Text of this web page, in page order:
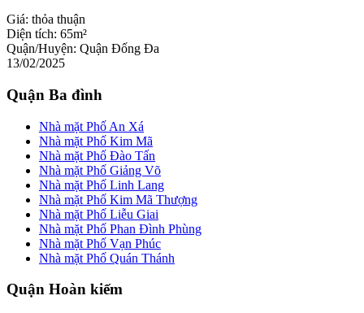
Giá: thỏa thuận
Diện tích: 65m²
Quận/Huyện: Quận Đống Đa
13/02/2025
Quận Ba đình
Nhà mặt Phố An Xá
Nhà mặt Phố Kim Mã
Nhà mặt Phố Đào Tấn
Nhà mặt Phố Giảng Võ
Nhà mặt Phố Linh Lang
Nhà mặt Phố Kim Mã Thượng
Nhà mặt Phố Liễu Giai
Nhà mặt Phố Phan Đình Phùng
Nhà mặt Phố Vạn Phúc
Nhà mặt Phố Quán Thánh
Quận Hoàn kiếm